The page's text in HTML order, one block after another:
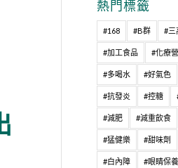
熱門標籤
#168 #B群 #三
#加工食品 #化療
#多喝水 #好氣色
#抗發炎 #控糖
#減肥 #減重飲食
#猛健樂 #甜味劑
#白內障 #眼睛保養